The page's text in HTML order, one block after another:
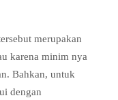
merupakan
karena minim nya
Bahkan, untuk
dengan